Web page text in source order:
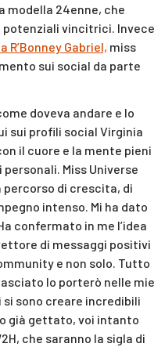
24enne, che
potenziali vincitrici. Invece
R’Bonney Gabriel, miss
sui social da parte
doveva andare e lo
sui profili social Virginia
il cuore e la mente pieni
Miss Universe
percorso di crescita, di
intenso. Mi ha dato
confermato in me l’idea
di messaggi positivi
e non solo. Tutto
lo porterò nelle mie
sono creare incredibili
già gettato, voi intanto
che saranno la sigla di